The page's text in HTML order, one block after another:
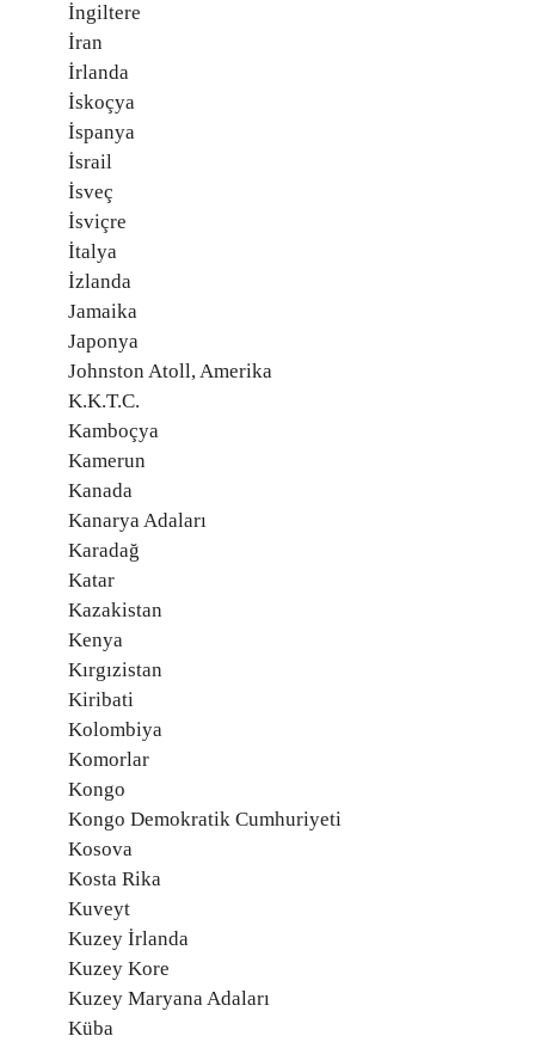
İngiltere
İran
İrlanda
İskoçya
İspanya
İsrail
İsveç
İsviçre
İtalya
İzlanda
Jamaika
Japonya
Johnston Atoll, Amerika
K.K.T.C.
Kamboçya
Kamerun
Kanada
Kanarya Adaları
Karadağ
Katar
Kazakistan
Kenya
Kırgızistan
Kiribati
Kolombiya
Komorlar
Kongo
Kongo Demokratik Cumhuriyeti
Kosova
Kosta Rika
Kuveyt
Kuzey İrlanda
Kuzey Kore
Kuzey Maryana Adaları
Küba